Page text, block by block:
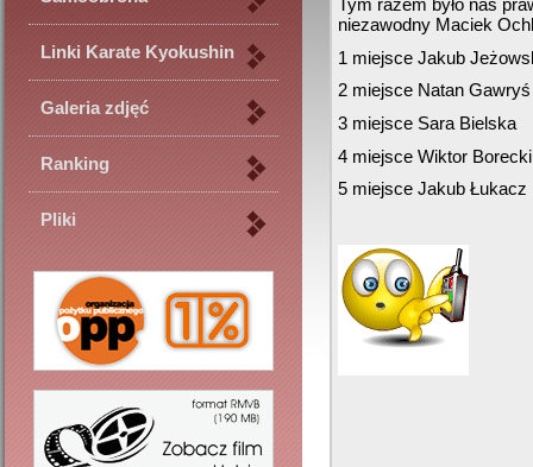
Linki Karate Kyokushin
Galeria zdjęć
Ranking
Pliki
Tym razem było nas
niezawodny Maciek
1 miejsce Jakub
2 miejsce Natan Gawryś
3 miejsce Sara Bielska
4 miejsce Wiktor Borecki
5 miejsce Jakub Łukacz